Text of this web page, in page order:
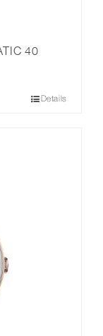
40
Details